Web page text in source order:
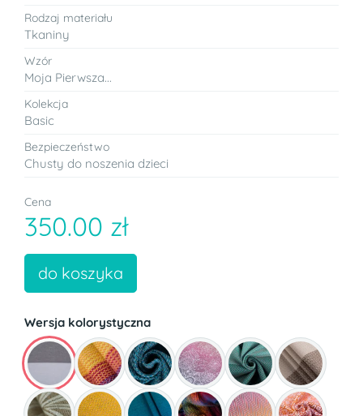
Rodzaj materiału
Tkaniny
Wzór
Moja Pierwsza...
Kolekcja
Basic
Bezpieczeństwo
Chusty do noszenia dzieci
Cena
350.00 zł
do koszyka
Wersja kolorystyczna